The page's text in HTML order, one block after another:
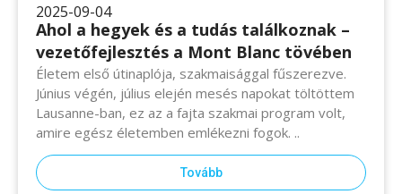
2025-09-04
Ahol a hegyek és a tudás találkoznak –
vezetőfejlesztés a Mont Blanc tövében
Életem első útinaplója, szakmaisággal fűszerezve.
Június végén, július elején mesés napokat töltöttem
Lausanne-ban, ez az a fajta szakmai program volt,
amire egész életemben emlékezni fogok. ..
Tovább